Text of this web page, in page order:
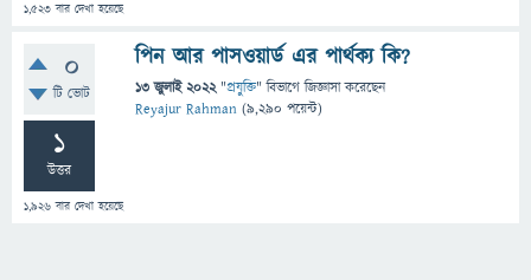
1,523 বার দেখা হয়েছে
0
টি ভোট
1
উত্তর
1,926 বার দেখা হয়েছে
পিন আর পাসওয়ার্ড এর পার্থক্য কি?
13 জুলাই 2022 "প্রযুক্তি" বিভাগে জিজ্ঞাসাকরেছেন
Reyajur Rahman (9,290 পয়েন্ট)